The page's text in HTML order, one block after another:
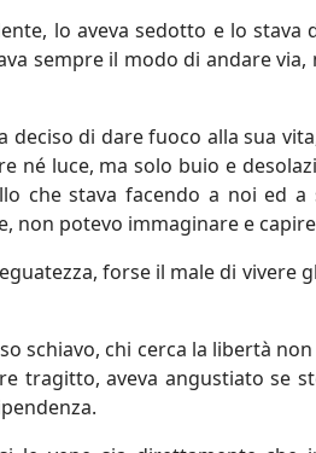
lo aveva sedotto e lo stava
sempre il modo di andare
deciso di dare fuoco alla sua
né luce, ma solo buio e
che stava facendo a noi ed a
non potevo immaginare e
forse il male di vivere
schiavo, chi cerca la libertà
tragitto, aveva angustiato se